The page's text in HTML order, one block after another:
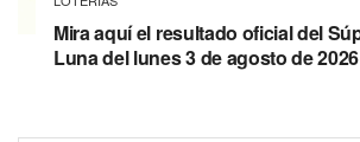
Mira aquí el resultado oficial del
Luna del lunes 3 de agosto de 2026